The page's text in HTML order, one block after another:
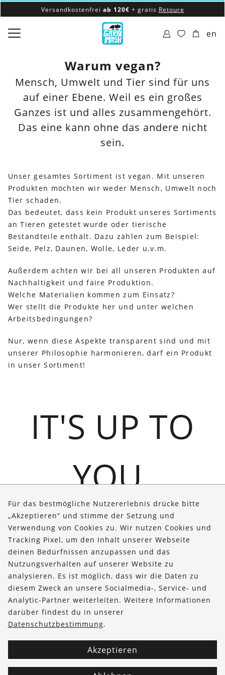
Versandkostenfrei ab 120€ + gratis Retoure
100% veganes & fair produziertes Sortiment
Versandkostenfreiab 120€
en
Warum vegan?
Mensch, Umwelt und Tier sind für uns
auf einer Ebene. Weil es ein großes
Ganzes ist und alles zusammengehört.
Das eine kann ohne das andere nicht
sein.
Unser gesamtes Sortiment ist vegan. Mit unseren
Produkten möchten wir weder Mensch, Umwelt noch
Tier schaden.
Das bedeutet, dass kein Produkt unseres Sortiments
an Tieren getestet wurde oder tierische
Bestandteile enthält. Dazu zählen zum Beispiel:
Seide, Pelz, Daunen, Wolle, Leder u.v.m.
Außerdem achten wir bei all unseren Produkten auf
Nachhaltigkeit und faire Produktion.
Welche Materialien kommen zum Einsatz?
Wer stellt die Produkte her und unter welchen
Arbeitsbedingungen?
Nur, wenn diese Aspekte transparent sind und mit
unserer Philosophie harmonieren, darf ein Produkt
in unser Sortiment!
IT'S UP TO
YOU.
Über uns
Bestellungen
Kontakt & Hilfe
FOLLOW US
Für das bestmögliche Nutzererlebnis drücke bitte
„Akzeptieren“ und stimme der Setzung und
Verwendung von Cookies zu. Wir nutzen Cookies und
Tracking Pixel, um den Inhalt unserer Webseite
deinen Bedürfnissen anzupassen und das
Nutzungsverhalten auf unserer Website zu
analysieren. Es ist möglich, dass wir die Daten zu
diesem Zweck an unsere Socialmedia-, Service- und
Analytic-Partner weiterleiten. Weitere Informationen
darüber findest du in unserer
Datenschutzbestimmung.
Akzeptieren